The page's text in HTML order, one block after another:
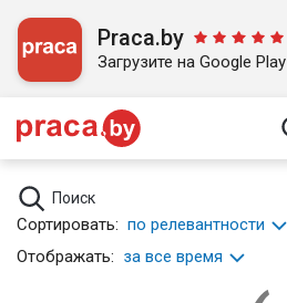
Praca.by
Загрузите на Google Play
Поиск
Сортировать: по релевантности
Отображать: за все время